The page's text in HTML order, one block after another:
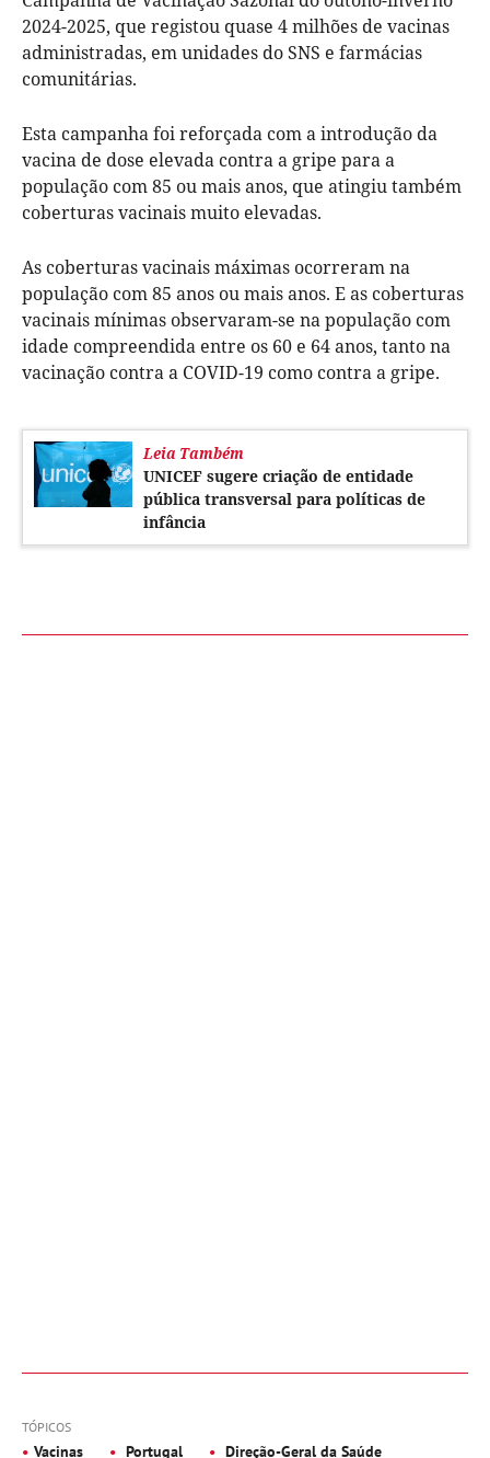
2024-2025, que registou quase 4 milhões de vacinas
administradas, em unidades do SNS e farmácias
comunitárias.
Esta campanha foi reforçada com a introdução da
vacina de dose elevada contra a gripe para a
população com 85 ou mais anos, que atingiu também
coberturas vacinais muito elevadas.
As coberturas vacinais máximas ocorreram na
população com 85 anos ou mais anos. E as coberturas
vacinais mínimas observaram-se na população com
idade compreendida entre os 60 e 64 anos, tanto na
vacinação contra a COVID-19 como contra a gripe.
Leia Também
UNICEF sugere criação de entidade
pública transversal para políticas de
infância
TÓPICOS
Vacinas Portugal Direção-Geral da Saúde